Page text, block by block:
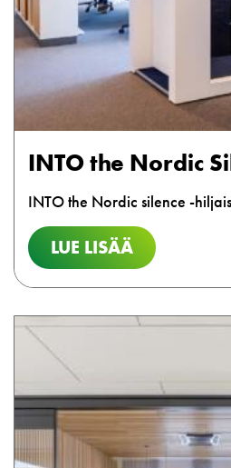
INTO the Nordic
INTO the Nordic silence -
LUE LISÄÄ